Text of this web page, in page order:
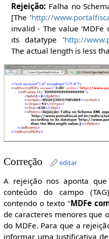
Rejeição: Falha no
[The 'http://
invalid - The value
its datatype 'http://
The actual length is less
Correção editar
A rejeição nos aponta
conteúdo do campo
contendo o texto "MDFe
de caracteres menores que
do MDFe. Para que a
informar uma Justificativa